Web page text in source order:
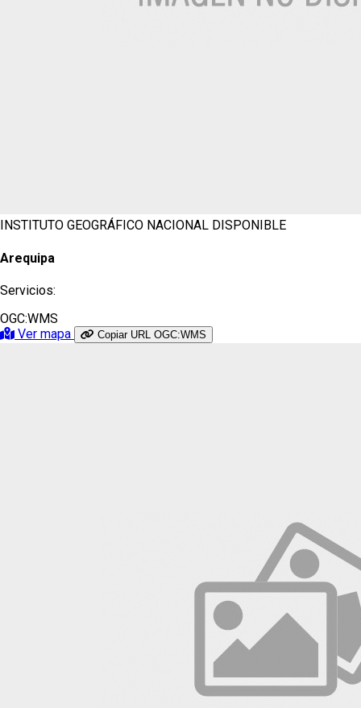
INSTITUTO GEOGRÁFICO NACIONAL DISPONIBLE
Arequipa
Servicios:
OGC:WMS
Ver mapa
Copiar URL OGC:WMS